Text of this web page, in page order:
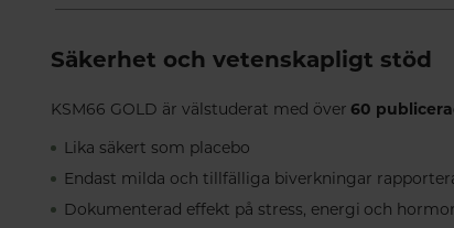
Säkerhet och vetenskapligt stöd
KSM66 GOLD är välstuderat med över60
Lika säkert som placebo
Endast milda och tillfälliga biverkningar
Dokumenterad effekt på stress, energi och